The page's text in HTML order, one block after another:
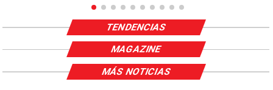
TENDENCIAS
MAGAZINE
MÁS NOTICIAS